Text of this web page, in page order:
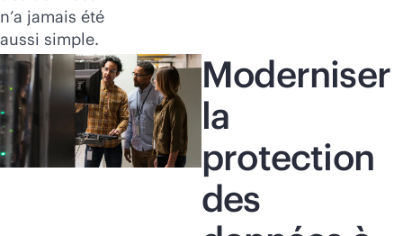
n’a jamais été
aussi simple.
Moderniser
la
protection
des